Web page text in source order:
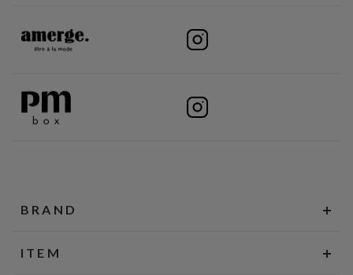
BRAND
ITEM